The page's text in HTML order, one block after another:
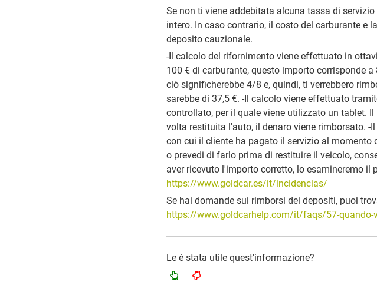
Se non ti viene addebitata alcuna tassa di
intero. In caso contrario, il costo del carburante e
deposito cauzionale.
-Il calcolo del rifornimento viene effettuato in
100 € di carburante, questo importo corrisponde
ciò significherebbe 4/8 e, quindi, ti verrebbero
sarebbe di 37,5 €. -Il calcolo viene effettuato
controllato, per il quale viene utilizzato un tablet.
volta restituita l'auto, il denaro viene rimborsato.
con cui il cliente ha pagato il servizio al
o prevedi di farlo prima di restituire il veicolo,
aver ricevuto l'importo corretto, lo esamineremo il
https://www.goldcar.es/it/incidencias/
Se hai domande sui rimborsi dei depositi, puoi
https://www.goldcarhelp.com/it/faqs/57-quando-
Le è stata utile quest'informazione?